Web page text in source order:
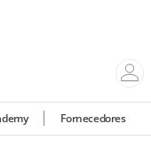
Fornecedores